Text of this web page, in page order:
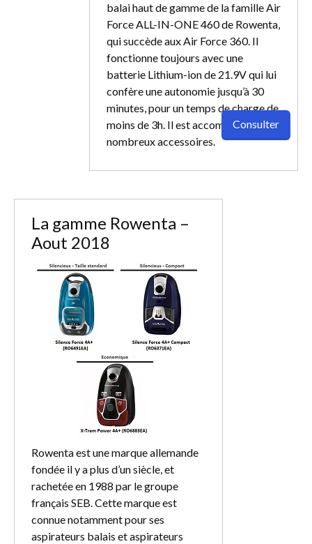
balai haut de gamme de la famille Air
Force ALL-IN-ONE 460 de Rowenta,
qui succède aux Air Force 360. Il
fonctionne toujours avec une
batterie Lithium-ion de 21.9V qui lui
confère une autonomie jusqu’à 30
minutes, pour un temps de charge de
moins de 3h. Il est accompagné de
nombreux accessoires.
Consulter
La gamme Rowenta –
Aout 2018
Rowenta est une marque allemande
fondée il y a plus d’un siècle, et
rachetée en 1988 par le groupe
français SEB. Cette marque est
connue notamment pour ses
aspirateurs balais et aspirateurs